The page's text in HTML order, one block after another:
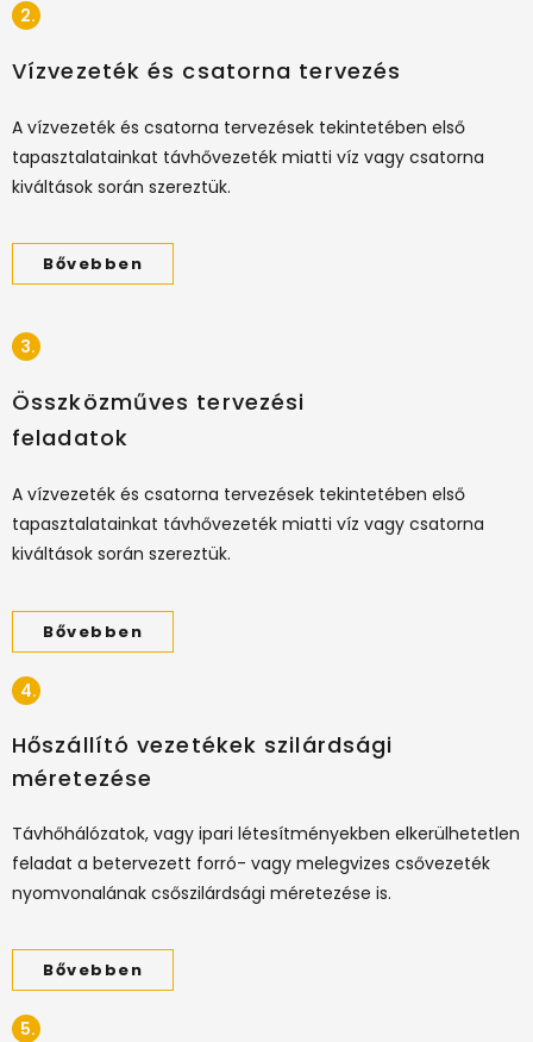
2.
Vízvezeték és csatorna tervezés
A vízvezeték és csatorna tervezések tekintetében első
tapasztalatainkat távhővezeték miatti víz vagy csatorna
kiváltások során szereztük.
Bővebben
3.
Összközműves tervezési
feladatok
A vízvezeték és csatorna tervezések tekintetében első
tapasztalatainkat távhővezeték miatti víz vagy csatorna
kiváltások során szereztük.
Bővebben
4.
Hőszállító vezetékek szilárdsági
méretezése
Távhőhálózatok, vagy ipari létesítményekben elkerülhetetlen
feladat a betervezett forró- vagy melegvizes csővezeték
nyomvonalának csőszilárdsági méretezése is.
Bővebben
5.